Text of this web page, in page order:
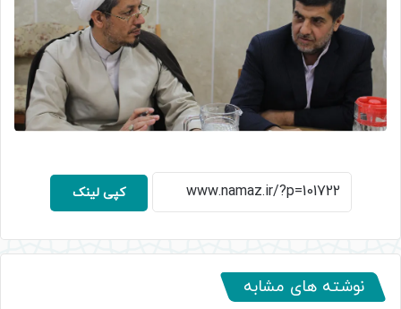
کپی لینک
نوشته های مشابه